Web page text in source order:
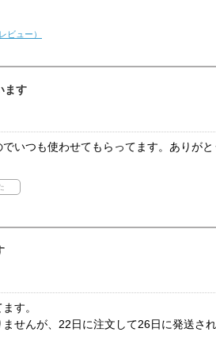
ビュー）
ます
いつも使わせてもらってます。ありがと
す。
せんが、22日に注文して26日に発送され